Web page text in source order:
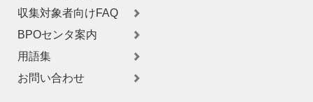
収集対象者向けFAQ
BPOセンタ案内
用語集
お問い合わせ